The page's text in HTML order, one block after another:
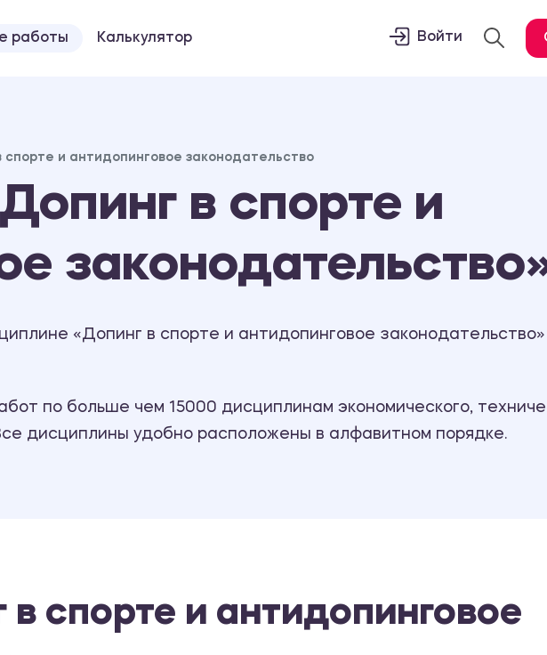
работы Калькулятор Войти
спорте и антидопинговое законодательство
в спорте и
«Допинг в спорте и антидопинговое
по больше чем 15000 дисциплинам экономического,
дисциплины удобно расположены в алфавитном порядке.
спорте и антидопинговое